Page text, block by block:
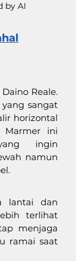
by AI
Reale.
sangat
horizontal
Marmer ini
ingin
namun
lantai dan
terlihat
menjaga
ramai saat